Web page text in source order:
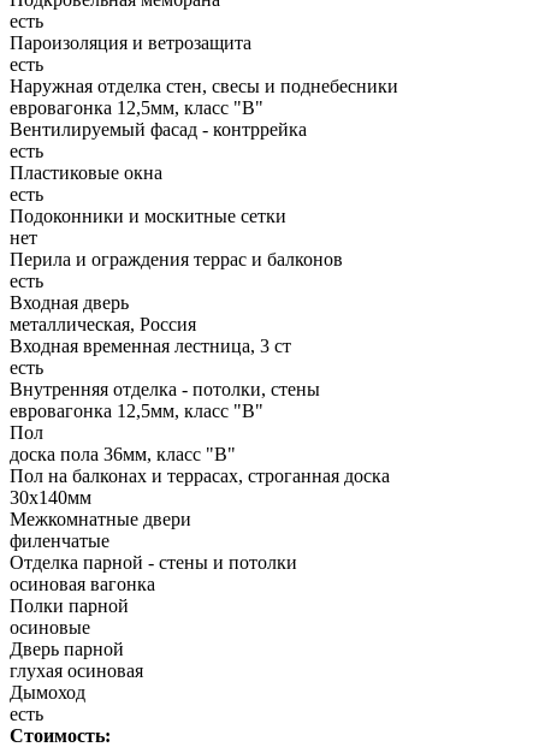
есть
Пароизоляция и ветрозащита
есть
Наружная отделка стен, свесы и поднебесники
евровагонка 12,5мм, класс "В"
Вентилируемый фасад - контррейка
есть
Пластиковые окна
есть
Подоконники и москитные сетки
нет
Перила и ограждения террас и балконов
есть
Входная дверь
металлическая, Россия
Входная временная лестница, 3 ст
есть
Внутренняя отделка - потолки, стены
евровагонка 12,5мм, класс "В"
Пол
доска пола 36мм, класс "B"
Пол на балконах и террасах, строганная доска
30х140мм
Межкомнатные двери
филенчатые
Отделка парной - стены и потолки
осиновая вагонка
Полки парной
осиновые
Дверь парной
глухая осиновая
Дымоход
есть
Стоимость: